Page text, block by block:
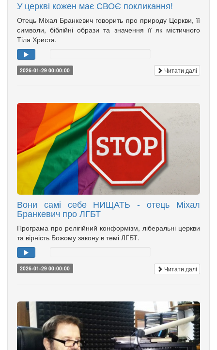
У церкві кожен має СВОЄ покликання!
Отець Міхал Бранкевич говорить про природу Церкви, її
символи, біблійні образи та значення її як містичного
Тіла Христа.
2026-01-29 00:00:00 Читати далі
Вони самі себе НИЩАТЬ - отець Міхал
Бранкевич про ЛГБТ
Програма про релігійний конформізм, ліберальні церкви
та вірність Божому закону в темі ЛГБТ.
2026-01-29 00:00:00 Читати далі